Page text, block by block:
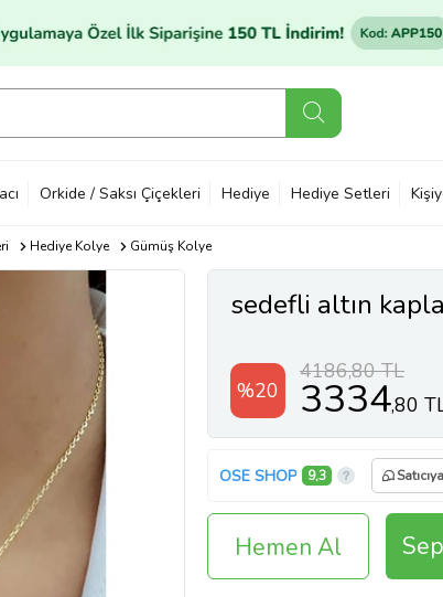
Orkide / Saksı Çiçekleri Hediye Hediye Setleri
Hediye Kolye Gümüş Kolye
sedefli altın
%20
4186,80 TL
3334,80
OSE SHOP 9,3
Hemen Al